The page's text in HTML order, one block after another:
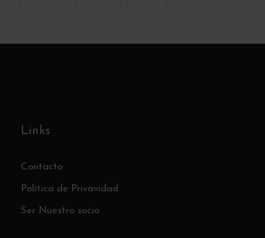
Links
Contacto
Política de Privavidad
Ser Nuestro socio